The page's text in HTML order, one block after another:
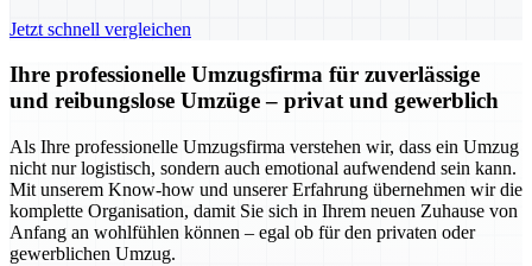
Jetzt schnell vergleichen
Ihre professionelle Umzugsfirma für zuverlässige
und reibungslose Umzüge – privat und gewerblich
Als Ihre professionelle Umzugsfirma verstehen wir, dass ein Umzug
nicht nur logistisch, sondern auch emotional aufwendend sein kann.
Mit unserem Know-how und unserer Erfahrung übernehmen wir die
komplette Organisation, damit Sie sich in Ihrem neuen Zuhause von
Anfang an wohlfühlen können – egal ob für den privaten oder
gewerblichen Umzug.